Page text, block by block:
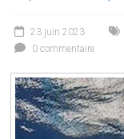
23 juin 2023
0 commentaire